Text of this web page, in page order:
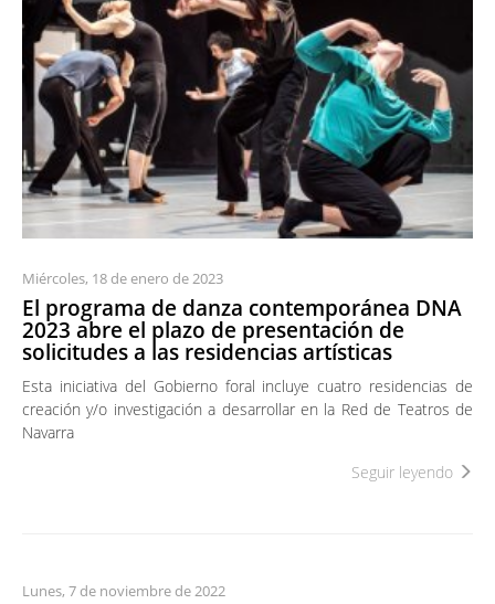
Miércoles, 18 de enero de 2023
El programa de danza contemporánea DNA
2023 abre el plazo de presentación de
solicitudes a las residencias artísticas
Esta iniciativa del Gobierno foral incluye cuatro residencias de
creación y/o investigación a desarrollar en la Red de Teatros de
Navarra
Seguir leyendo
Lunes, 7 de noviembre de 2022